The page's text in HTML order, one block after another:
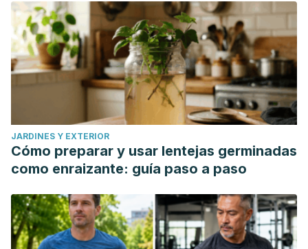
JARDINES Y EXTERIOR
Cómo preparar y usar lentejas germinadas
como enraizante: guía paso a paso